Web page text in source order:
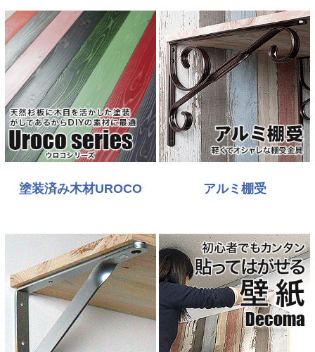
塗装済み木材UROCO アルミ棚受